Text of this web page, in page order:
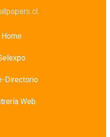
Home
Directorio
Web